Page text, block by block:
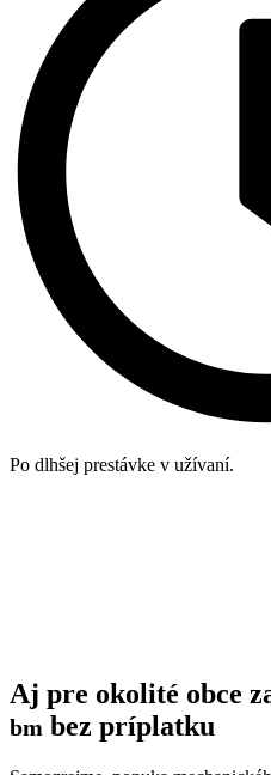
Po dlhšej prestávke v užívaní.
Aj pre okolité obce
bm bez príplatku